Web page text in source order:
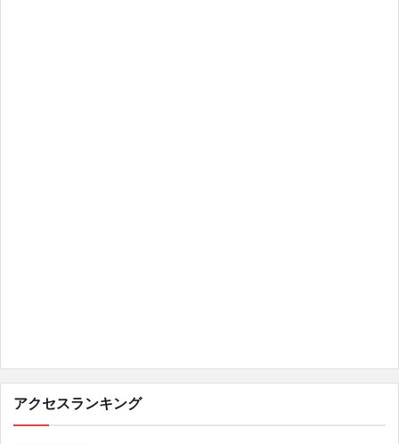
アクセスランキング